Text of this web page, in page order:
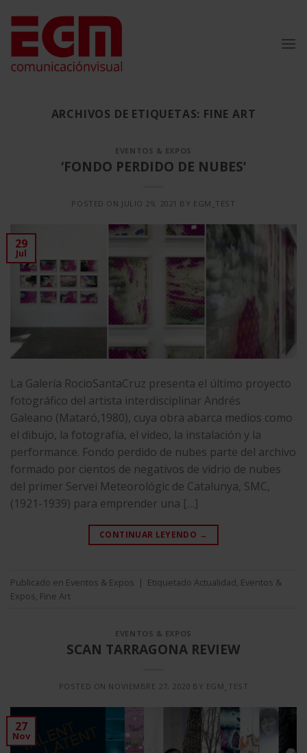
contenido
ARCHIVOS DE ETIQUETAS: FINE ART
EVENTOS & EXPOS
‘FONDO PERDIDO DE NUBES’
POSTED ON JULIO 29, 2021 BY EGM_TEST
29
Jul
La Galería RocioSantaCruz presenta el último proyecto
fotográfico del artista interdisciplinar Andrés
Galeano (Mataró,1980), cuya obra abarca medios como
el dibujo, la fotografía, el video, la instalación y la
performance. Fondo perdido de nubes parte del archivo
formado por cientos de negativos de vidrio de nubes
del primer Servei Meteorológic de Catalunya, SMC,
(1921-1939) para emprender una […]
CONTINUAR LEYENDO →
Publicado en Eventos & Expos | Etiquetado Actualidad, Eventos &
Expos, Fine Art
EVENTOS & EXPOS
SCAN TARRAGONA REVIEW
POSTED ON NOVIEMBRE 27, 2020 BY EGM_TEST
27
Nov